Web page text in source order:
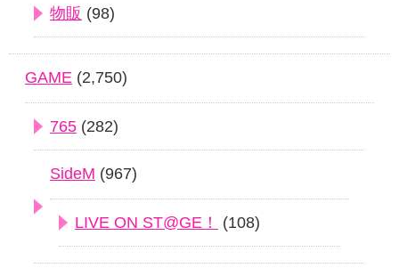
物販 (98)
GAME (2,750)
765 (282)
SideM (967)
LIVE ON ST@GE！ (108)